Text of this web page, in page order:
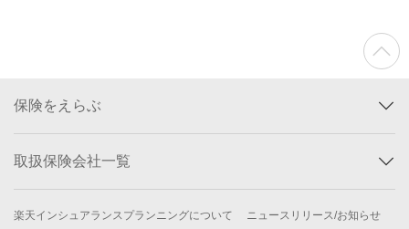
保険をえらぶ
取扱保険会社一覧
楽天インシュアランスプランニングについて
ニュースリリース/お知らせ